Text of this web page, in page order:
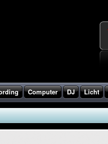
Computer DJ Licht